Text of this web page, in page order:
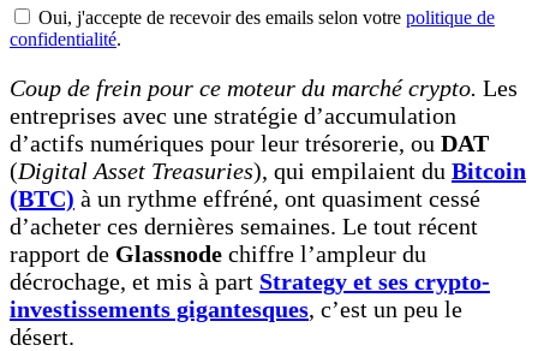
Oui, j'accepte de recevoir des emails selon votre politique de
confidentialité.
Coup de frein pour ce moteur du marché crypto. Les
entreprises avec une stratégie d’accumulation
d’actifs numériques pour leur trésorerie, ou DAT
(Digital Asset Treasuries), qui empilaient du Bitcoin
(BTC) à un rythme effréné, ont quasiment cessé
d’acheter ces dernières semaines. Le tout récent
rapport de Glassnode chiffre l’ampleur du
décrochage, et mis à part Strategy et ses crypto-
investissements gigantesques, c’est un peu le
désert.